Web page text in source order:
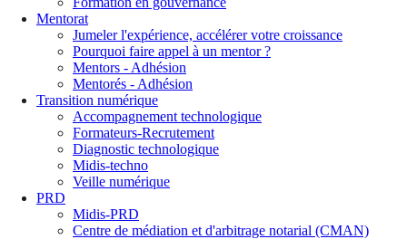
Mentorat
Jumeler l'expérience, accélérer votre croissance
Pourquoi faire appel à un mentor ?
Mentors - Adhésion
Mentorés - Adhésion
Transition numérique
Accompagnement technologique
Formateurs-Recrutement
Diagnostic technologique
Midis-techno
Veille numérique
PRD
Midis-PRD
Centre de médiation et d'arbitrage notarial (CMAN)